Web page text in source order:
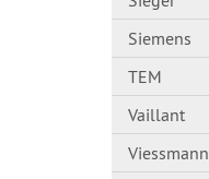
Siemens
TEM
Vaillant
Viessmann